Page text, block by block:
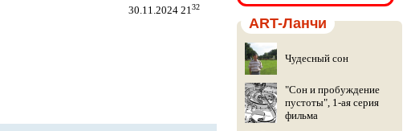
30.11.2024 2132
ART-Ланчи
Чудесный сон
"Сон и пробуждение
пустоты", 1-ая серия
фильма